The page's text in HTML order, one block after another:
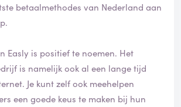
betaalmethodes van Nederland aan
Easly is positief te noemen. Het
is namelijk ook al een lange tijd
Je kunt zelf ook meehelpen
een goede keus te maken bij hun